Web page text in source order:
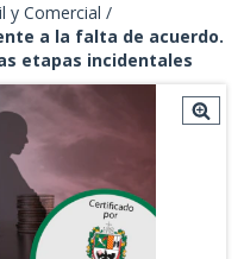
y Comercial /
a la falta de acuerdo.
etapas incidentales